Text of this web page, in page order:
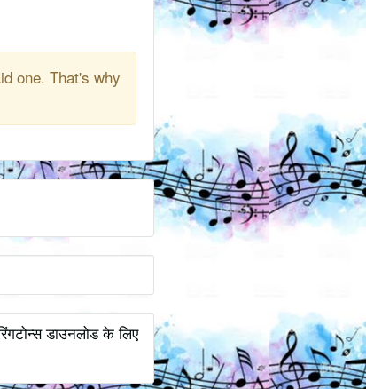
one. That's why
डाउनलोड के लिए